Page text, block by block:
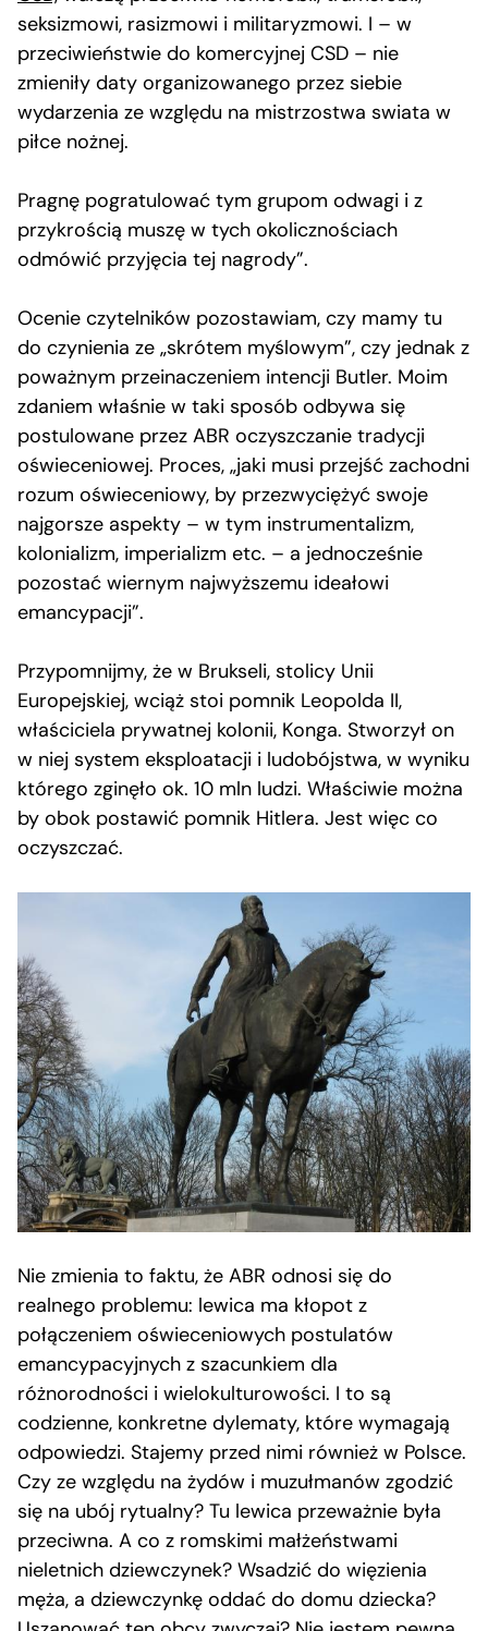
seksizmowi, rasizmowi i militaryzmowi. I – w
przeciwieństwie do komercyjnej CSD – nie
zmieniły daty organizowanego przez siebie
wydarzenia ze względu na mistrzostwa swiata w
piłce nożnej.
Pragnę pogratulować tym grupom odwagi i z
przykrością muszę w tych okolicznościach
odmówić przyjęcia tej nagrody”.
Ocenie czytelników pozostawiam, czy mamy tu
do czynienia ze „skrótem myślowym”, czy jednak z
poważnym przeinaczeniem intencji Butler. Moim
zdaniem właśnie w taki sposób odbywa się
postulowane przez ABR oczyszczanie tradycji
oświeceniowej. Proces, „jaki musi przejść zachodni
rozum oświeceniowy, by przezwyciężyć swoje
najgorsze aspekty – w tym instrumentalizm,
kolonializm, imperializm etc. – a jednocześnie
pozostać wiernym najwyższemu ideałowi
emancypacji”.
Przypomnijmy, że w Brukseli, stolicy Unii
Europejskiej, wciąż stoi pomnik Leopolda II,
właściciela prywatnej kolonii, Konga. Stworzył on
w niej system eksploatacji i ludobójstwa, w wyniku
którego zginęło ok. 10 mln ludzi. Właściwie można
by obok postawić pomnik Hitlera. Jest więc co
oczyszczać.
Nie zmienia to faktu, że ABR odnosi się do
realnego problemu: lewica ma kłopot z
połączeniem oświeceniowych postulatów
emancypacyjnych z szacunkiem dla
różnorodności i wielokulturowości. I to są
codzienne, konkretne dylematy, które wymagają
odpowiedzi. Stajemy przed nimi również w Polsce.
Czy ze względu na żydów i muzułmanów zgodzić
się na ubój rytualny? Tu lewica przeważnie była
przeciwna. A co z romskimi małżeństwami
nieletnich dziewczynek? Wsadzić do więzienia
męża, a dziewczynkę oddać do domu dziecka?